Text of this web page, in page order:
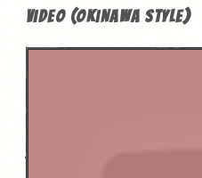
Video (Okinawa Style)